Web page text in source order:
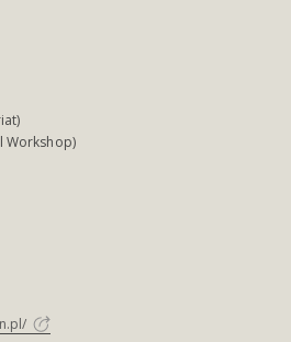
Workshop)